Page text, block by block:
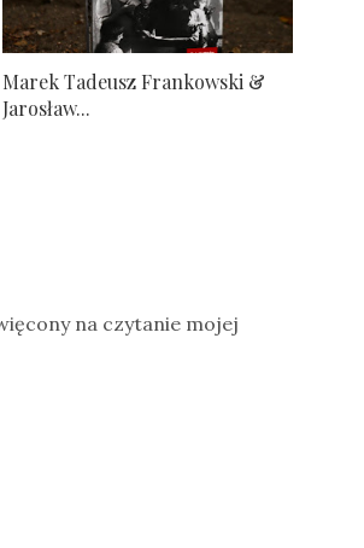
Marek Tadeusz Frankowski &
Jarosław...
na czytanie mojej